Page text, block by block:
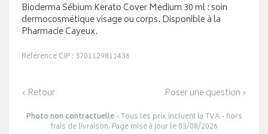
Bioderma Sébium Kerato Cover Medium 30 ml : soin
dermocosmétique visage ou corps. Disponible à la
Pharmacie Cayeux.
Référence CIP : 3701129811436
‹ Retour Poser une question ›
Photo non contractuelle- Tous les prix incluent la TVA - hors
frais de livraison. Page mise à jour le 03/08/2026